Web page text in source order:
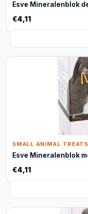
Esve Mineralenblok
€4,11
SMALL ANIMAL TREATS
Esve Mineralenblok
€4,11